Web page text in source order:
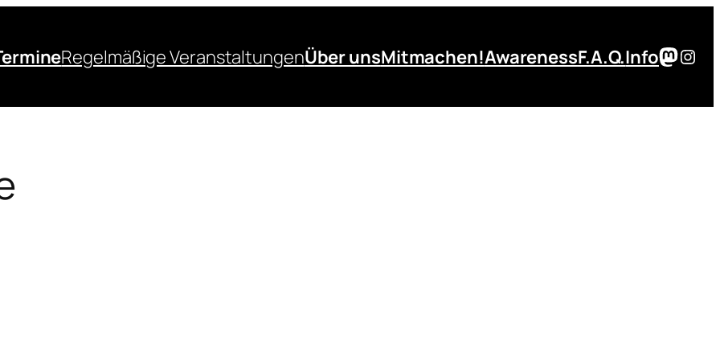
Regelmäßige VeranstaltungenÜber unsMitmachen!AwarenessF.A.Q.Info